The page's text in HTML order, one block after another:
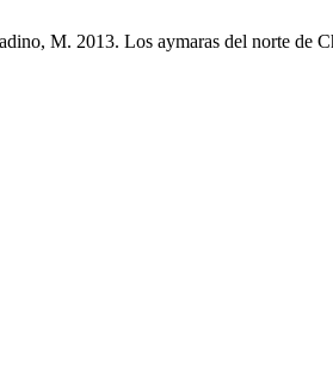
M. 2013. Los aymaras del norte